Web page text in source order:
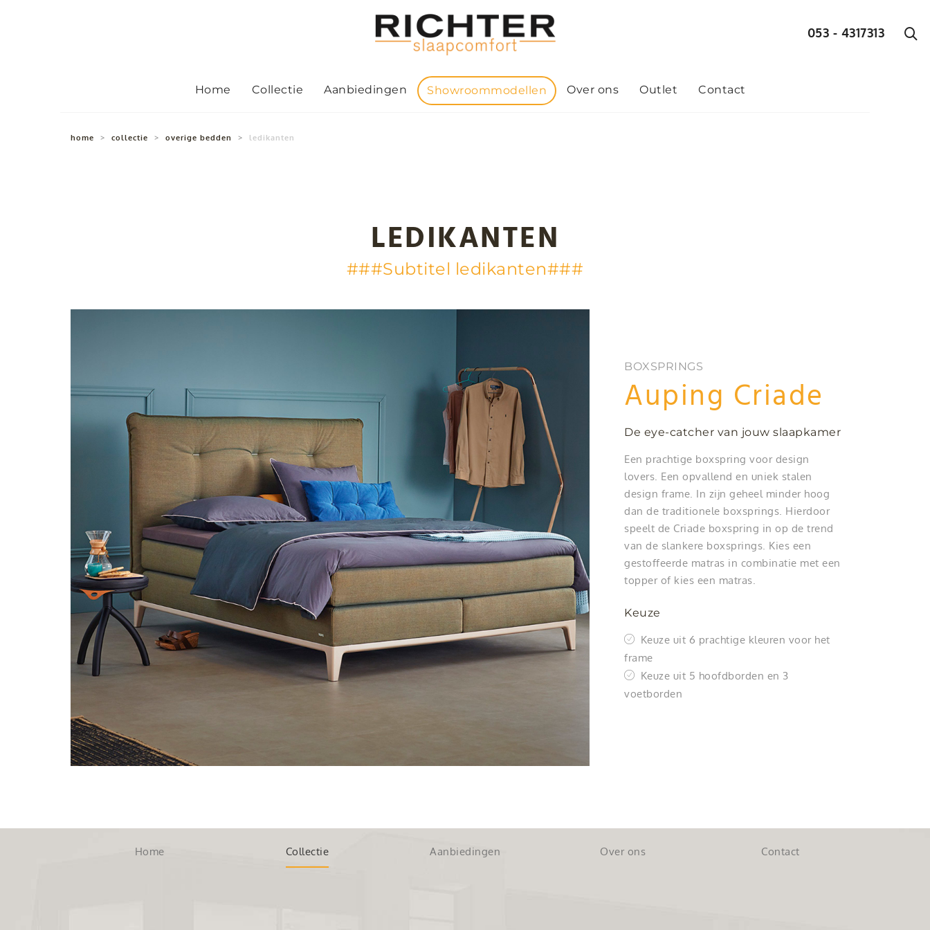
053 - 4317313
Home Collectie Aanbiedingen Showroommodellen Over ons Outlet Contact
home > collectie > overige bedden > ledikanten
LEDIKANTEN
###Subtitel ledikanten###
BOXSPRINGS
Auping Criade
De eye-catcher van jouw slaapkamer
Een prachtige boxspring voor design
lovers. Een opvallend en uniek stalen
design frame. In zijn geheel minder hoog
dan de traditionele boxsprings. Hierdoor
speelt de Criade boxspring in op de trend
van de slankere boxsprings. Kies een
gestoffeerde matras in combinatie met een
topper of kies een matras.
Keuze
Keuze uit 6 prachtige kleuren voor het
frame
Keuze uit 5 hoofdborden en 3
voetborden
Home Collectie Aanbiedingen Over ons Contact